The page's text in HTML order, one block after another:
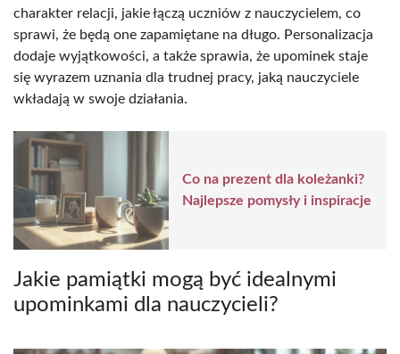
charakter relacji, jakie łączą uczniów z nauczycielem, co
sprawi, że będą one zapamiętane na długo. Personalizacja
dodaje wyjątkowości, a także sprawia, że upominek staje
się wyrazem uznania dla trudnej pracy, jaką nauczyciele
wkładają w swoje działania.
Co na prezent dla koleżanki?
Najlepsze pomysły i inspiracje
Jakie pamiątki mogą być idealnymi
upominkami dla nauczycieli?